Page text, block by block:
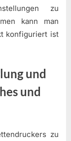
zu
kann man
konfiguriert ist
und
und
zu